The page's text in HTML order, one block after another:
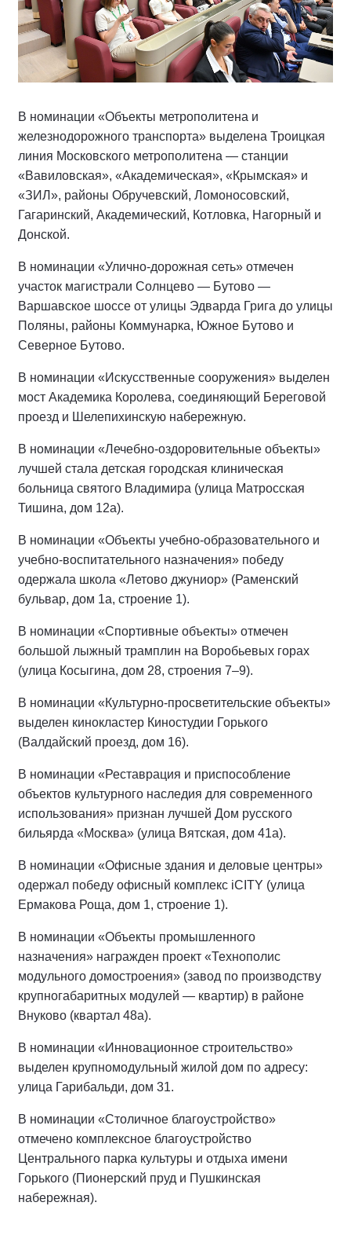
В номинации «Объекты метрополитена и
железнодорожного транспорта» выделена Троицкая
линия Московского метрополитена — станции
«Вавиловская», «Академическая», «Крымская» и
«ЗИЛ», районы Обручевский, Ломоносовский,
Гагаринский, Академический, Котловка, Нагорный и
Донской.
В номинации «Улично-дорожная сеть» отмечен
участок магистрали Солнцево — Бутово —
Варшавское шоссе от улицы Эдварда Грига до улицы
Поляны, районы Коммунарка, Южное Бутово и
Северное Бутово.
В номинации «Искусственные сооружения» выделен
мост Академика Королева, соединяющий Береговой
проезд и Шелепихинскую набережную.
В номинации «Лечебно-оздоровительные объекты»
лучшей стала детская городская клиническая
больница святого Владимира (улица Матросская
Тишина, дом 12а).
В номинации «Объекты учебно-образовательного и
учебно-воспитательного назначения» победу
одержала школа «Летово джуниор» (Раменский
бульвар, дом 1а, строение 1).
В номинации «Спортивные объекты» отмечен
большой лыжный трамплин на Воробьевых горах
(улица Косыгина, дом 28, строения 7–9).
В номинации «Культурно-просветительские объекты»
выделен кинокластер Киностудии Горького
(Валдайский проезд, дом 16).
В номинации «Реставрация и приспособление
объектов культурного наследия для современного
использования» признан лучшей Дом русского
бильярда «Москва» (улица Вятская, дом 41а).
В номинации «Офисные здания и деловые центры»
одержал победу офисный комплекс iCITY (улица
Ермакова Роща, дом 1, строение 1).
В номинации «Объекты промышленного
назначения» награжден проект «Технополис
модульного домостроения» (завод по производству
крупногабаритных модулей — квартир) в районе
Внуково (квартал 48а).
В номинации «Инновационное строительство»
выделен крупномодульный жилой дом по адресу:
улица Гарибальди, дом 31.
В номинации «Столичное благоустройство»
отмечено комплексное благоустройство
Центрального парка культуры и отдыха имени
Горького (Пионерский пруд и Пушкинская
набережная).